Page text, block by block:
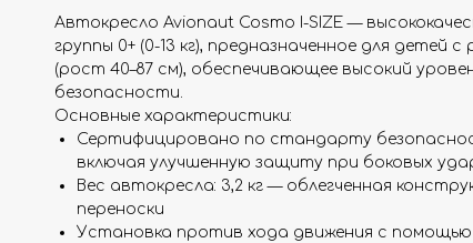
Автокресло Avionaut Cosmo I-SIZE —
группы 0+ (0-13 кг), предназначенное для детей с
(рост 40–87 см), обеспечивающее высокий
безопасности.
Основные характеристики:
Сертифицировано по стандарту
включая улучшенную защиту при боковых
Вес автокресла: 3,2 кг — облегченная
переноски
Установка против хода движения с